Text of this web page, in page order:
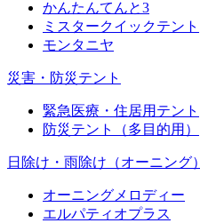
かんたんてんと3
ミスタークイックテント
モンタニヤ
災害・防災テント
緊急医療・住居用テント
防災テント（多目的用）
日除け・雨除け（オーニング）
オーニングメロディー
エルパティオプラス